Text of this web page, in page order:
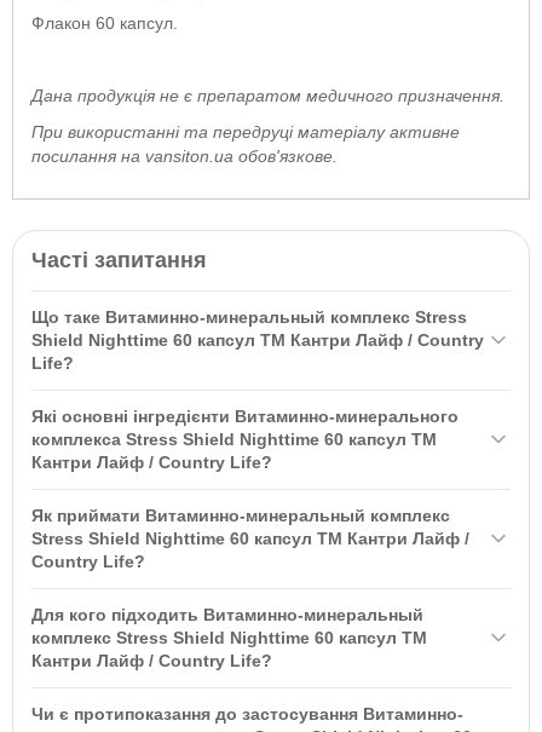
Флакон 60 капсул.
Дана продукція не є препаратом медичного призначення.
При використанні та передруці матеріалу активне
посилання на vansiton.ua обов'язкове.
Часті запитання
Що таке Витаминно-минеральный комплекс Stress
Shield Nighttime 60 капсул ТМ Кантри Лайф / Country
Life?
капсул ТМ Кантри Лайф / Country Life — це унікальна дієтична
добавка, призначена для підтримки організму в боротьбі зі
екстракт Ашвагандхи, який знижує рівень стресу і покращує
загальне самопочуття.
Які основні інгредієнти Витаминно-минерального
комплекса Stress Shield Nighttime 60 капсул ТМ
Кантри Лайф / Country Life?
включають запатентований екстракт Ашвагандхи Sensoril®,
ГАМК та L-теанін. Ці компоненти допомагають знизити рівень
Як приймати Витаминно-минеральный комплекс
Stress Shield Nighttime 60 капсул ТМ Кантри Лайф /
Country Life?
Не перевищуйте рекомендовану дозу та ознайомтесь з
попередженнями на упаковці перед використанням.
Для кого підходить Витаминно-минеральный
комплекс Stress Shield Nighttime 60 капсул ТМ
Кантри Лайф / Country Life?
страждають від стресу та безсоння, а також для тих, хто хоче
Чи є протипоказання до застосування Витаминно-